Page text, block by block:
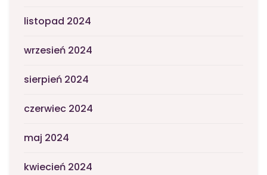
listopad 2024
wrzesień 2024
sierpień 2024
czerwiec 2024
maj 2024
kwiecień 2024